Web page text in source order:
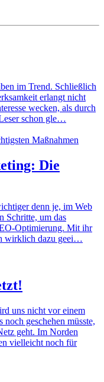
im Trend. Schließlich
erlangt nicht
wecken, als durch
schon gle…
Die
denn je, im Web
Schritte, um das
Optimierung. Mit ihr
wirklich dazu geei…
uns nicht vor einem
geschehen müsste,
geht. Im Norden
vielleicht noch für